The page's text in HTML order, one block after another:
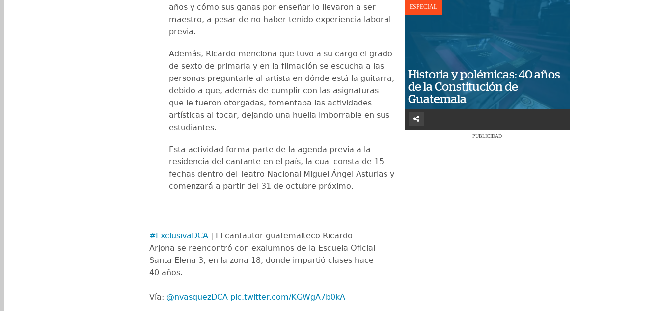
años y cómo sus ganas por enseñar lo llevaron a ser
maestro, a pesar de no haber tenido experiencia laboral
previa.
Además, Ricardo menciona que tuvo a su cargo el grado
de sexto de primaria y en la filmación se escucha a las
personas preguntarle al artista en dónde está la guitarra,
debido a que, además de cumplir con las asignaturas
que le fueron otorgadas, fomentaba las actividades
artísticas al tocar, dejando una huella imborrable en sus
estudiantes.
Esta actividad forma parte de la agenda previa a la
residencia del cantante en el país, la cual consta de 15
fechas dentro del Teatro Nacional Miguel Ángel Asturias y
comenzará a partir del 31 de octubre próximo.
#ExclusivaDCA | El cantautor guatemalteco Ricardo
Arjona se reencontró con exalumnos de la Escuela Oficial
Santa Elena 3, en la zona 18, donde impartió clases hace
40 años.
Vía: @nvasquezDCA pic.twitter.com/KGWgA7b0kA
ESPECIAL
Historia y polémicas: 40 años
de la Constitución de
Guatemala
PUBLICIDAD